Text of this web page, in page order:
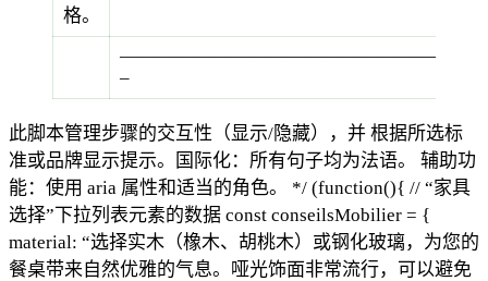
格。
———————————————————
–
此脚本管理步骤的交互性（显示/隐藏），并 根据所选标
准或品牌显示提示。国际化：所有句子均为法语。 辅助功
能：使用 aria 属性和适当的角色。 */ (function(){ // “家具
选择”下拉列表元素的数据 const conseilsMobilier = {
material: “选择实木（橡木、胡桃木）或钢化玻璃，为您的
餐桌带来自然优雅的气息。哑光饰面非常流行，可以避免